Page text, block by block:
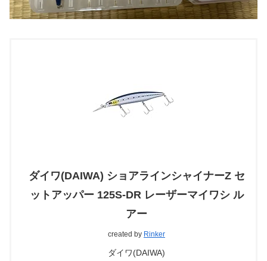
ダイワ(DAIWA) ショアラインシャイナーZ セ
ットアッパー 125S-DR レーザーマイワシ ル
アー
created by Rinker
ダイワ(DAIWA)